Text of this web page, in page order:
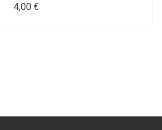
4,00 €